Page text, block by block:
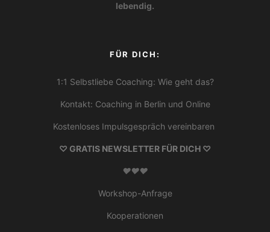
lebendig.
FÜR DICH:
1:1 Selbstliebe Coaching: Wie geht das?
Kontakt: Coaching in Berlin und Online
Kostenloses Impulsgespräch vereinbaren
♡ GRATIS NEWSLETTER FÜR DICH ♡
♥♥♥
Workshop-Anfrage
Kooperationen